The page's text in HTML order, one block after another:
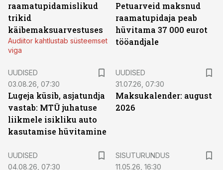
raamatupidamislikud
trikid
käibemaksuarvestuses
Audiitor kahtlustab süsteemset
viga
Petuarveid maksnud
raamatupidaja peab
hüvitama 37 000 eurot
tööandjale
UUDISED
03.08.26, 07:30
Lugeja küsib, asjatundja
vastab: MTÜ juhatuse
liikmele isikliku auto
kasutamise hüvitamine
UUDISED
31.07.26, 07:30
Maksukalender: august
2026
UUDISED
04.08.26, 07:30
SISUTURUNDUS
11.05.26, 16:30